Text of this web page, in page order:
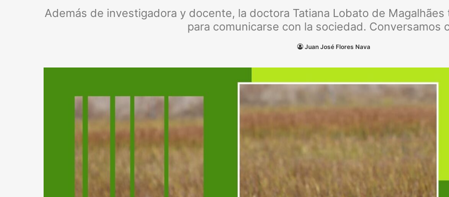
Además de investigadora y docente, la doctora Tatiana Lobato de
para comunicarse con la sociedad. Conversamos
Juan José Flores Nava